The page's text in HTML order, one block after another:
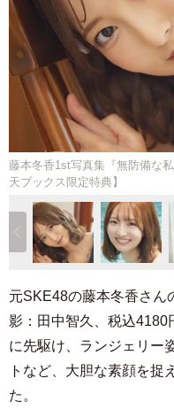
藤本冬香1st写真集『無防備な
天ブックス限定特典】
元SKE48の藤本冬香さん
影：田中智久、税込4180
に先駆け、ランジェリー
トなど、大胆な素顔を捉
た。